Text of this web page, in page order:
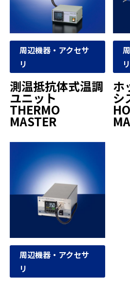
周辺機器・アクセサ
リ
測温抵抗体式温調
ユニット
THERMO
MASTER
リ
ホ
シ
周辺機器・アクセサ
リ